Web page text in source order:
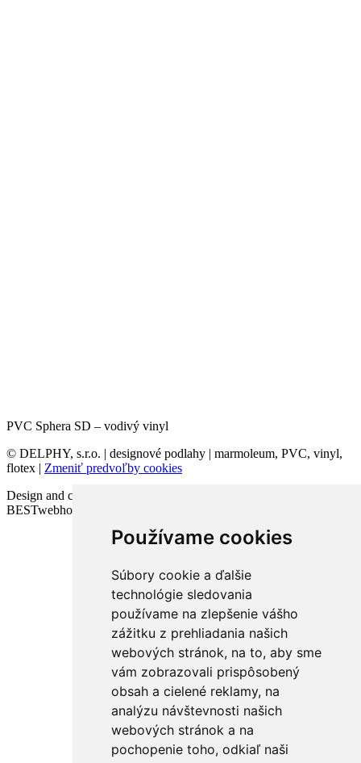
Používame cookies
Súbory cookie a ďalšie
technológie sledovania
používame na zlepšenie vášho
zážitku z prehliadania našich
webových stránok, na to, aby sme
vám zobrazovali prispôsobený
obsah a cielené reklamy, na
analýzu návštevnosti našich
webových stránok a na
pochopenie toho, odkiaľ naši
PVC Sphera SD – vodivý vinyl
© DELPHY, s.r.o. | designové podlahy | marmoleum, PVC, vinyl,
flotex | Zmeniť predvoľby cookies
Design and code VICTORY-media.sk | Webhosting
BESTwebhosting.sk | 12.11.2025